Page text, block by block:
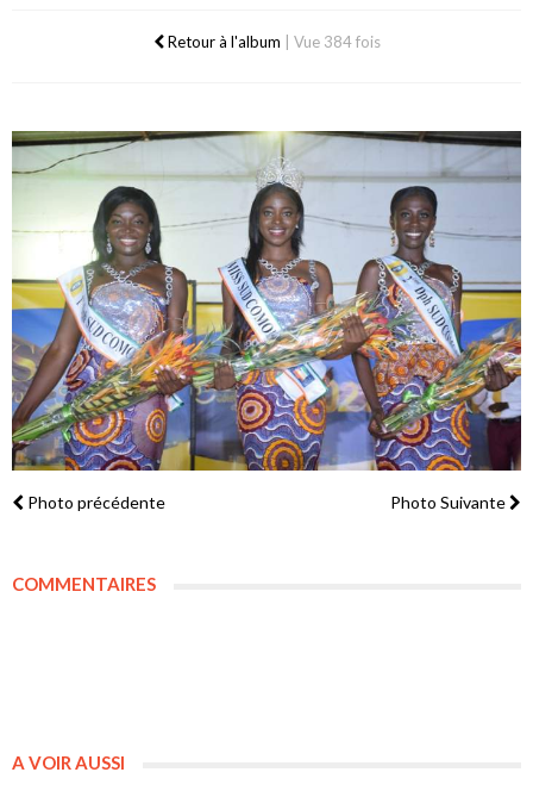
Retour à l'album Vue 384 fois
Photo précédente Photo Suivante
COMMENTAIRES
A VOIR AUSSI